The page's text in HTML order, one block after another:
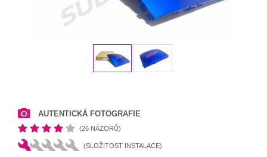
AUTENTICKÁ FOTOGRAFIE
(26 NÁZORŮ)
(SLOŽITOST INSTALACE)